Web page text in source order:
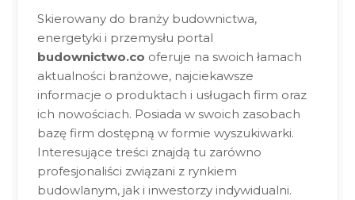
Skierowany do branży budownictwa,
energetyki i przemysłu portal
budownictwo.co oferuje na swoich łamach
aktualności branżowe, najciekawsze
informacje o produktach i usługach firm oraz
ich nowościach. Posiada w swoich zasobach
bazę firm dostępną w formie wyszukiwarki.
Interesujące treści znajdą tu zarówno
profesjonaliści związani z rynkiem
budowlanym, jak i inwestorzy indywidualni.